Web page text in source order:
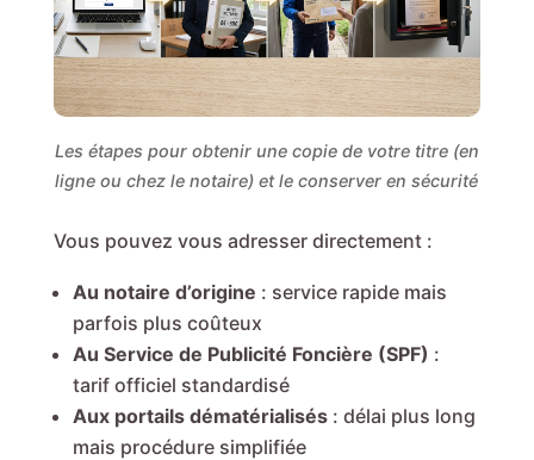
Les étapes pour obtenir une copie de votre titre (en
ligne ou chez le notaire) et le conserver en sécurité
Vous pouvez vous adresser directement :
Au notaire d’origine : service rapide mais
parfois plus coûteux
Au Service de Publicité Foncière (SPF) :
tarif officiel standardisé
Aux portails dématérialisés: délai plus long
mais procédure simplifiée